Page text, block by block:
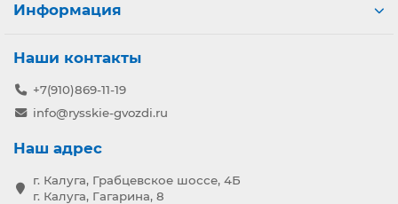
Информация
Наши контакты
+7(910)869-11-19
info@rysskie-gvozdi.ru
Наш адрес
г. Калуга, Грабцевское шоссе, 4Б
г. Калуга, Гагарина, 8